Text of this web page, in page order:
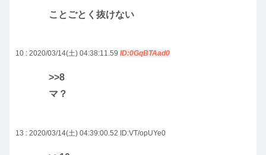
ことごとく抜けない
10 : 2020/03/14(土) 04:38:11.59 ID:0GqBTAad0
>>8
マ？
13 : 2020/03/14(土) 04:39:00.52 ID:VT/opUYe0